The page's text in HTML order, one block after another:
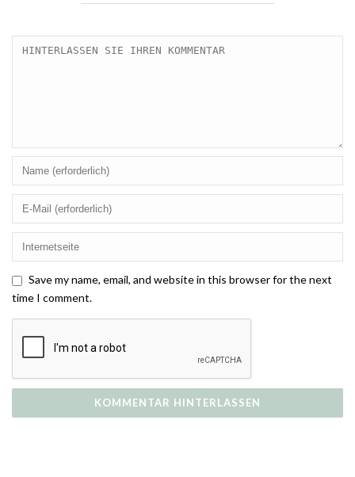
Save my name, email, and website in this browser for the next
time I comment.